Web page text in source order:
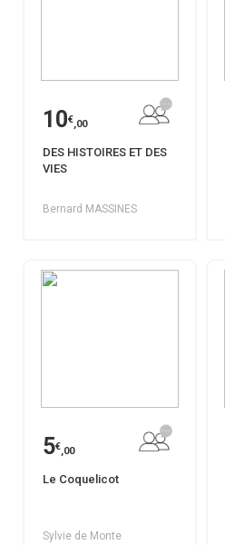
10€,00
DES HISTOIRES ET DES
VIES
Bernard MASSINES
5€,00
Le Coquelicot
Sylvie de Monte